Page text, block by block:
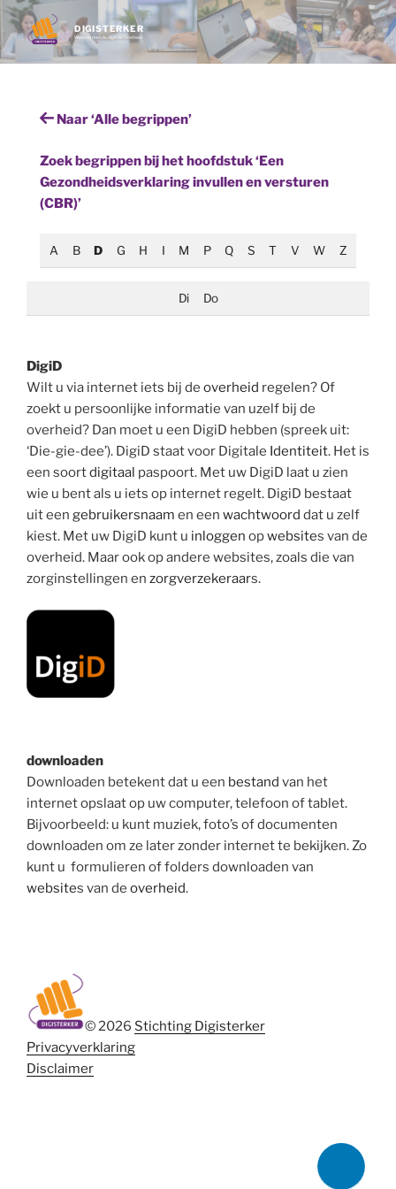
Ga
naar
de
DIGISTERKER
Werken met de digitale overheid
Naar ‘Alle begrippen’
Zoek begrippen bij het hoofdstuk ‘Een
Gezondheidsverklaring invullen en versturen
(CBR)’
A B D G H I M P Q S T V W Z
Di Do
DigiD
Wilt u via internet iets bij de overheid regelen? Of
zoekt u persoonlijke informatie van uzelf bij de
overheid? Dan moet u een DigiD hebben (spreek uit:
‘Die-gie-dee’). DigiD staat voor Digitale Identiteit. Het is
een soortdigitaal paspoort. Met uw DigiD laat u zien
wie u bent als u iets op internet regelt. DigiD bestaat
uit een gebruikersnaam en een wachtwoord dat u zelf
kiest. Met uw DigiD kunt u inloggen opwebsites van de
overheid. Maar ook op andere websites, zoals die van
zorginstellingen en zorgverzekeraars.
downloaden
Downloaden betekent dat u een bestand van het
internet opslaat op uw computer, telefoon of tablet.
Bijvoorbeeld: u kunt muziek, foto’s of documenten
downloaden om ze later zonder internet te bekijken. Zo
kunt u formulieren of folders downloaden van
websites van de overheid.
© 2026 Stichting Digisterker
Privacyverklaring
Disclaimer